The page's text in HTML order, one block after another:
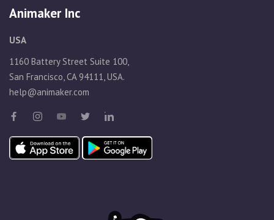
Animaker Inc
USA
1160 Battery Street Suite 100,
San Francisco, CA 94111, USA.
help@animaker.com